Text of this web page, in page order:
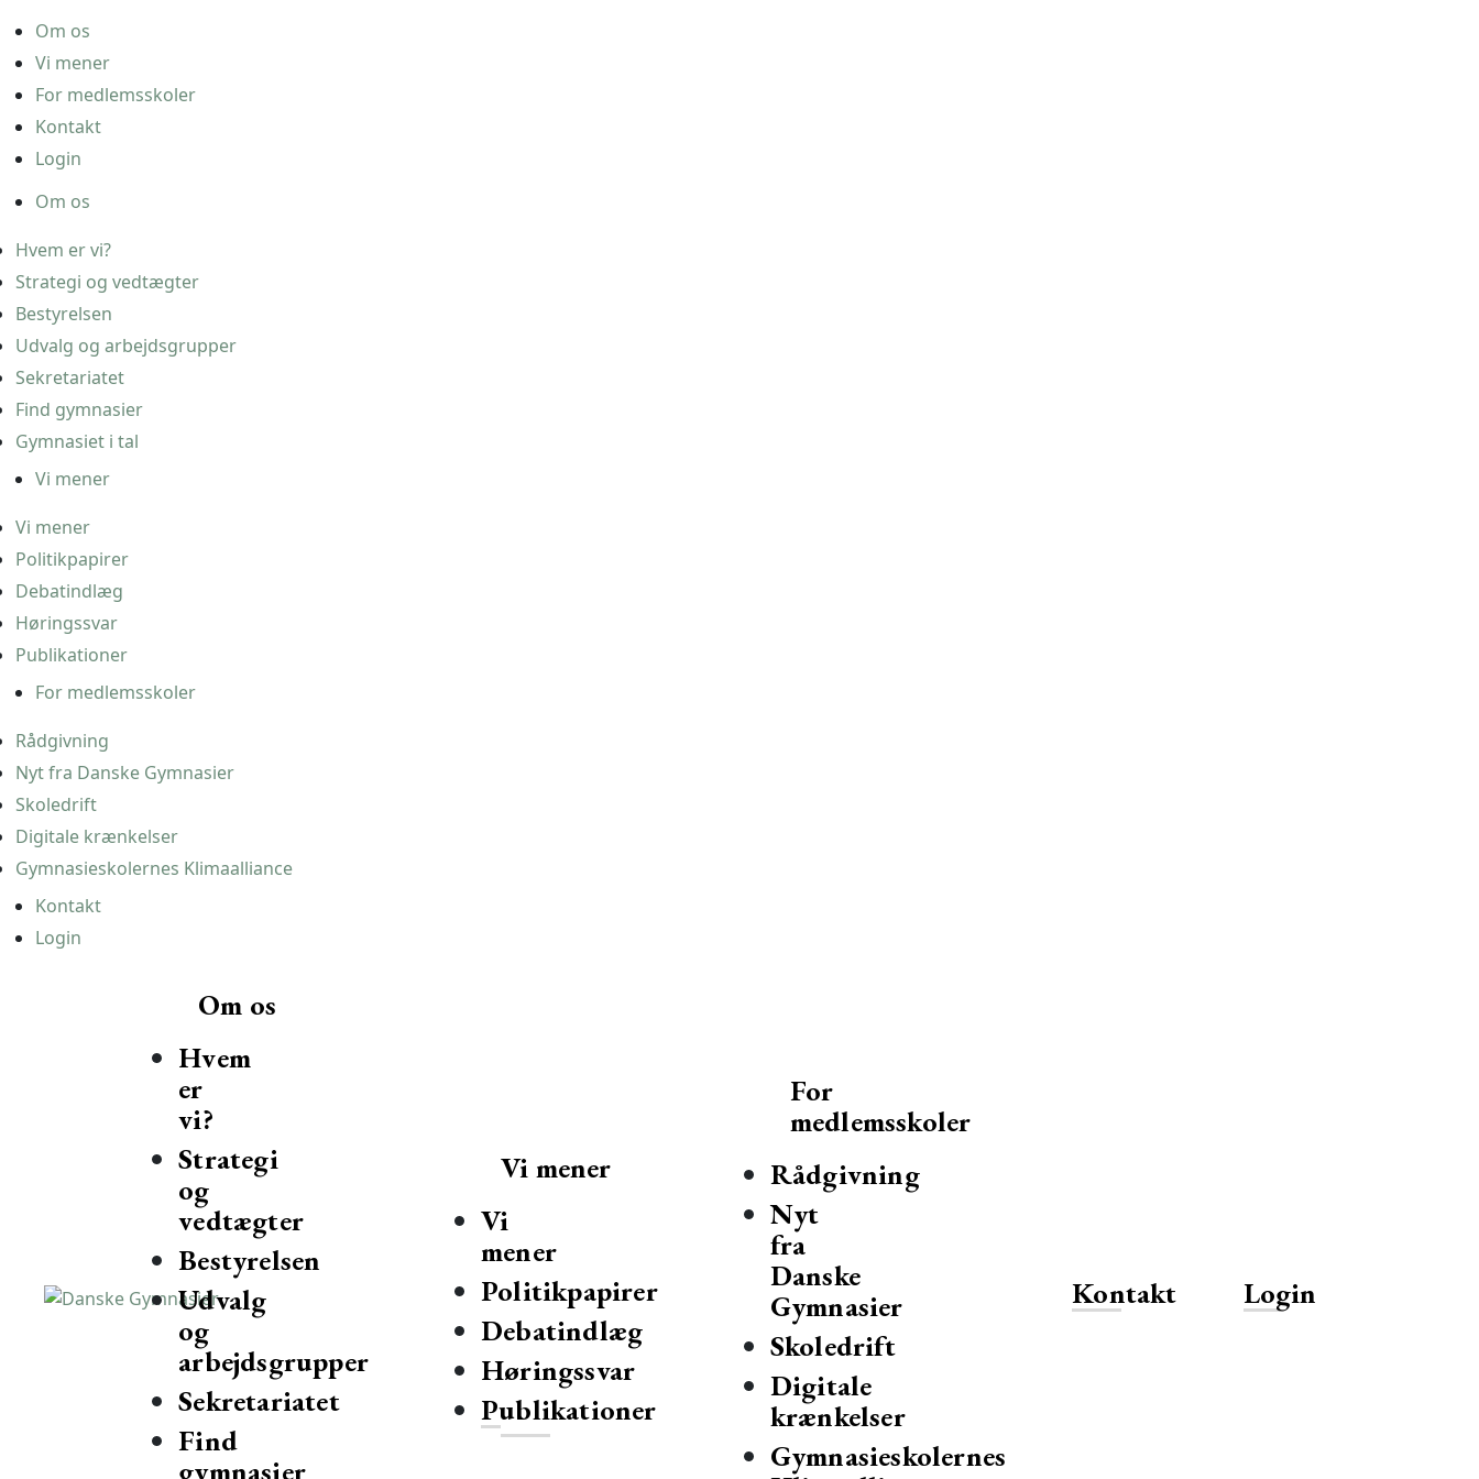
Om os
Vi mener
For medlemsskoler
Kontakt
Login
Om os
Hvem er vi?
Strategi og vedtægter
Bestyrelsen
Udvalg og arbejdsgrupper
Sekretariatet
Find gymnasier
Gymnasiet i tal
Vi mener
Vi mener
Politikpapirer
Debatindlæg
Høringssvar
Publikationer
For medlemsskoler
Rådgivning
Nyt fra Danske Gymnasier
Skoledrift
Digitale krænkelser
Gymnasieskolernes Klimaalliance
Kontakt
Login
Danske Gymnasier
Danske Gymnasier er interesseorganisation for de almene gymnasier og hf-kurser i Danmark.
Om os
Hvem
er
vi?
Strategi
og
vedtægter
Bestyrelsen
Udvalg
og
arbejdsgrupper
Sekretariatet
Find
gymnasier
Vi mener
Vi
mener
Politikpapirer
Debatindlæg
Høringssvar
Publikationer
For
medlemsskoler
Rådgivning
Nyt
fra
Danske
Gymnasier
Skoledrift
Digitale
krænkelser
Gymnasieskolernes
Kontakt Login